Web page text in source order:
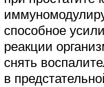
способное
реакции
снять
в